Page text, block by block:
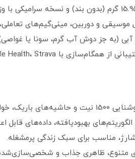
متنوع، ظاهری جذاب و شخصی‌سازی‌شده